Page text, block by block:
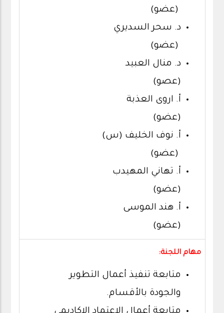
(عضو)
د. سحر السديري
(عضو)
د. منال العبيد
(عصو)
أ. اروى العذبة
(عضو)
أ. نوف الخليف (س)
(عضو)
أ. تهاني المهيدب
(عضو)
أ. هند الموسى
(عضو)
مهام اللجنة:
متابعة تنفيذ أعمال التطوير
والجودة بالأقسام.